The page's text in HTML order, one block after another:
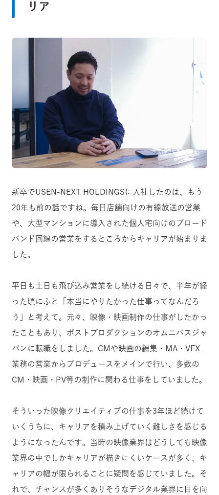
リア
新卒でUSEN-NEXT HOLDINGSに入社したのは、もう
20年も前の話ですね。毎日 店舗向けの有線放送の営業
や、大型マンションに導入された個人宅向けのブロード
バンド回線の営業をするところからキャリアが始まりま
した。
平日も土日も飛び込み営業をし続ける日々で、半年が経
った頃にふと「本当にやりたかった仕事ってなんだろ
う」と考えて。元々、映像・映画制作の仕事がしたかっ
たこともあり、ポストプロダクションのオムニバスジャ
パンに転職をしました。CMや映画の編集・MA・VFX
業務の営業からプロデュースをメインで行い、多数の
CM・映画・PV等の制作に関わる仕事をしていました。
そういった映像クリエイティブの仕事を3年ほど続けて
いくうちに、キャリアを積み上げていく難しさを感じる
ようになったんです。
当時の映像業界はどうしても 映像
業界の中でしかキャリアが描きにくいケースが多く、キ
ャリアの幅が限られることに疑問を感じていました。そ
れで、チャンスが多くありそうなデジタル業界に目を向